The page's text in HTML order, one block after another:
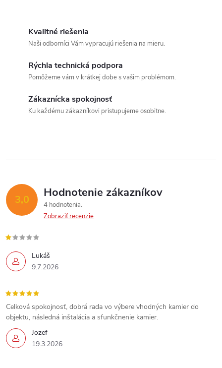
i
p
r
v
k
y
v
ý
p
Kvalitné riešenia
Naši odborníci Vám vypracujú riešenia na mieru.
Rýchla technická podpora
Pomôžeme vám v krátkej dobe s vašim problémom.
Zákaznícka spokojnosť
Ku každému zákazníkovi pristupujeme osobitne.
3,0 Hodnotenie zákazníkov
4 hodnotenia
Zobraziť recenzie
Lukáš
9.7.2026
Jozef
19.3.2026
Celková spokojnosť, dobrá rada vo výbere vhodných kamier do
objektu, následná inštalácia a sfunkčnenie kamier.